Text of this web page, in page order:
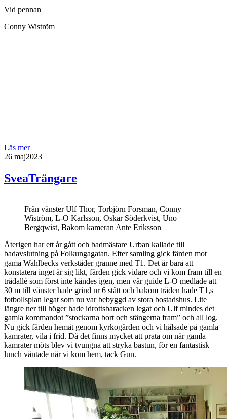
Vid pennan
Conny Wiström
Läs mer
26 maj2023
SveaTrängare
Från vänster Ulf Thor, Torbjörn Forsman, Conny
Wiström, L-O Karlsson, Oskar Söderkvist, Uno
Bergqwist, Bakom kameran Ante Eriksson
Återigen har ett år gått och badmästare Urban kallade till
badavslutning på Folkungagatan. Efter samling gick färden mot
gama Wahlbecks verkstäder granne med T1. Det är bara att
konstatera inget är sig likt, färden gick vidare och vi kom fram till en
trädallé som först inte kändes igen, men vår guide L-O medlade att
30 m till vänster hade grind nr 6 stått och bakom träden hade T1,s
fotbollsplan legat som nu var bebyggd av stora bostadshus. Lite
längre ner till höger hade idrottsbaracken legat och Ulf mindes det
gamla kommandot ”stockarna bort och stängerna fram” och all log.
Nu gick färden hemåt genom kyrkogården och vi hälsade på gamla
kamrater, vila i frid. Då det finns mycket att prata om när gamla
kamrater möts blev vi tvungna att stryka bastun, för en fantastisk
lunch väntade när vi kom hem, tack Gun.